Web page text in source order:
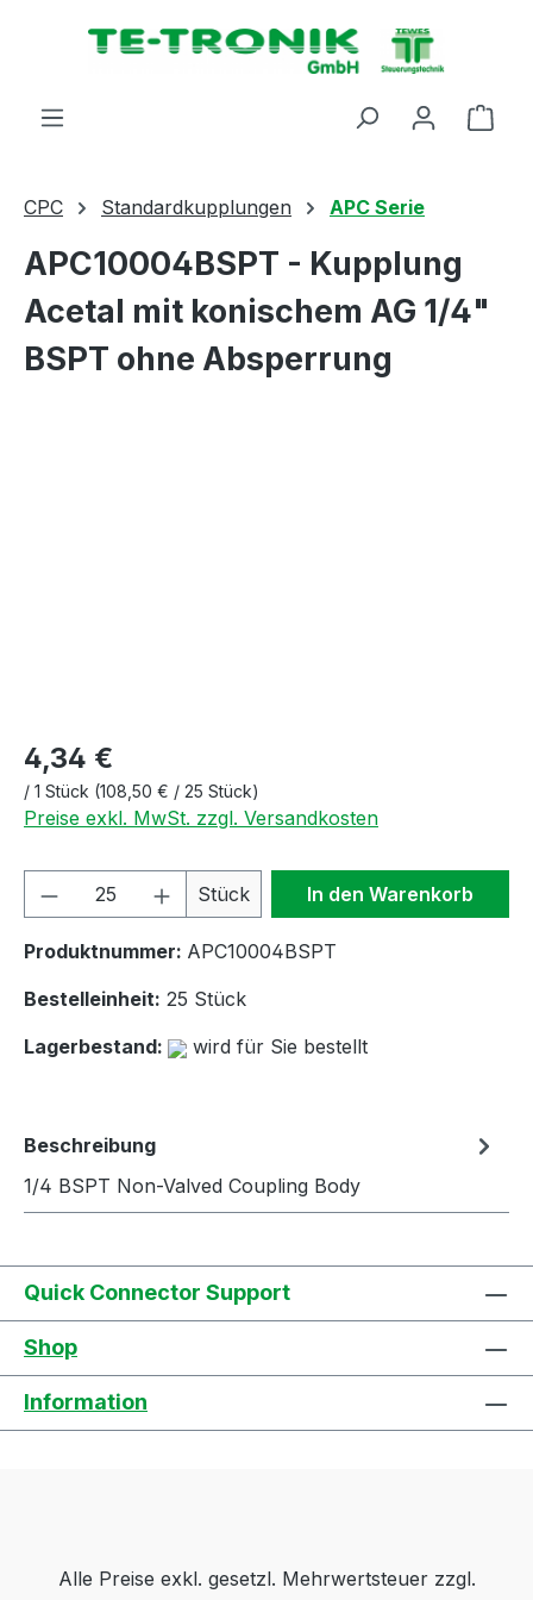
springen
CPC Standardkupplungen APC Serie
APC10004BSPT - Kupplung
Acetal mit konischem AG 1/4"
BSPT ohne Absperrung
4,34 €
/ 1 Stück (108,50 € / 25 Stück)
Preise exkl. MwSt. zzgl. Versandkosten
Produkt Anzahl: Gib den
Stück In den Warenkorb
Produktnummer: APC10004BSPT
Bestelleinheit: 25 Stück
Lagerbestand:
wird für Sie bestellt
Beschreibung
1/4 BSPT Non-Valved Coupling Body
Quick Connector Support
Shop
Information
Alle Preise exkl. gesetzl. Mehrwertsteuer zzgl.